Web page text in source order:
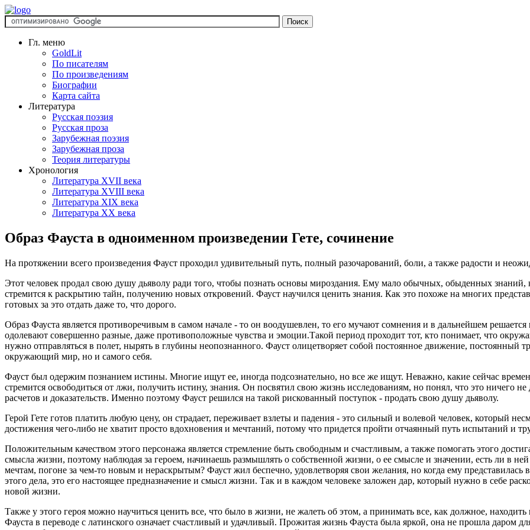
Гл. меню
GoldLit
По писателям
По произведениям
Биографии
Карта сайта
Литература
Русская поэзия
Русская проза
Зарубежная поэзия
Зарубежная проза
Теория литературы
Хронология
Литература XVII века
Литература XVIII века
Литература XIX века
Литература XX века
Образ Фауста в одноименном произведении Гете, сочинение
На протяжении всего произведения Фауст проходил удивительный путь, полный разочарований, боли, а также радости и
Этот человек продал свою душу дьяволу ради того, чтобы познать основы мироздания. Ему мало обычных, обыденных
стремится к раскрытию тайн, получению новых откровений. Фауст научился ценить знания. Как это похоже на многих
готовых за это отдать даже то, что дорого.
Образ Фауста является противоречивым в самом начале - то он воодушевлен, то его мучают сомнения и в дальнейшем
одолевают совершенно разные, даже противоположные чувства и эмоции.Такой период проходит тот, кто понимает, что
нужно отправляться в полет, нырять в глубины неопознанного. Фауст олицетворяет собой постоянное движение, постоянный
окружающий мир, но и самого себя.
Фауст был одержим познанием истины. Многие ищут ее, иногда подсознательно, но все же ищут. Неважно, какие сейчас
стремится освободиться от лжи, получить истину, знания. Он посвятил свою жизнь исследованиям, но понял, что это ничего не
расчетов и доказательств. Именно поэтому Фауст решился на такой рискованный поступок - продать свою душу дьяволу.
Герой Гете готов платить любую цену, он страдает, переживает взлеты и падения - это сильный и волевой человек, который
достижения чего-либо не хватит просто вдохновения и мечтаний, потому что придется пройти отчаянный путь испытаний и
Положительным качеством этого персонажа является стремление быть свободным и счастливым, а также помогать этого
смысла жизни, поэтому наблюдая за героем, начинаешь размышлять о собственной жизни, о ее смысле и значении, есть ли в
мечтам, погоне за чем-то новым и нераскрытым? Фауст жил беспечно, удовлетворяя свои желания, но когда ему
этого дела, это его настоящее предназначение и смысл жизни. Так и в каждом человеке заложен дар, который нужно в себе
новой жизни.
Также у этого героя можно научиться ценить все, что было в жизни, не жалеть об этом, а принимать все, как должное,
Фауста в переводе с латинского означает счастливый и удачливый. Прожитая жизнь Фауста была яркой, она не прошла даром